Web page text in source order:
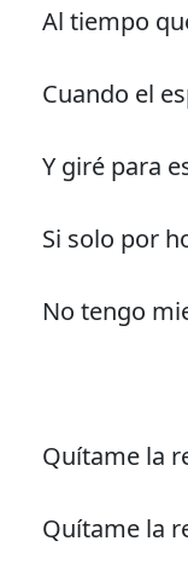
Al tiempo
Cuando el
Y giré para
Si solo por
No tengo
Quítame la
Quítame la